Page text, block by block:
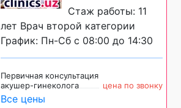
Стаж работы: 11
лет Врач второй категории
График: Пн-Сб с 08:00 до 14:30
Первичная консультация
акушер-гинеколога
цена по звонку
Все цены